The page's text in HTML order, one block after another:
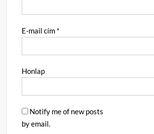
E-mail cím *
Honlap
Notify me of new posts
by email.